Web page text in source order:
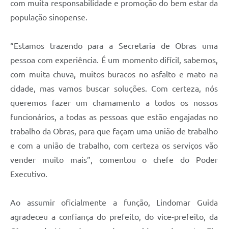
com muita responsabilidade e promoção do bem estar da
população sinopense.
“Estamos trazendo para a Secretaria de Obras uma
pessoa com experiência. É um momento difícil, sabemos,
com muita chuva, muitos buracos no asfalto e mato na
cidade, mas vamos buscar soluções. Com certeza, nós
queremos fazer um chamamento a todos os nossos
funcionários, a todas as pessoas que estão engajadas no
trabalho da Obras, para que façam uma união de trabalho
e com a união de trabalho, com certeza os serviços vão
vender muito mais”, comentou o chefe do Poder
Executivo.
Ao assumir oficialmente a função, Lindomar Guida
agradeceu a confiança do prefeito, do vice-prefeito, da